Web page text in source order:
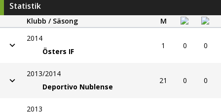
Statistik
Klubb / Säsong
M
2014
Östers IF
1 0 0
2013/2014
Deportivo Nublense
21 0 0
2013